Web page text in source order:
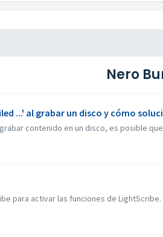
Nero
...' al grabar un disco y cómo
contenido en un disco, es posible
para activar las funciones de